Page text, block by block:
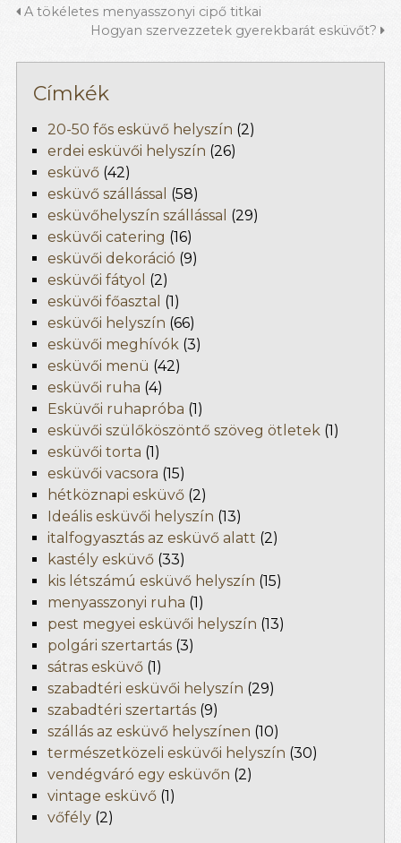
A tökéletes menyasszonyi cipő titkai
Hogyan szervezzetek gyerekbarát esküvőt?
Címkék
20-50 fős esküvő helyszín (2)
erdei esküvői helyszín (26)
esküvő (42)
esküvő szállással (58)
esküvőhelyszín szállással (29)
esküvői catering (16)
esküvői dekoráció (9)
esküvői fátyol (2)
esküvői főasztal (1)
esküvői helyszín (66)
esküvői meghívók (3)
esküvői menü (42)
esküvői ruha (4)
Esküvői ruhapróba (1)
esküvői szülőköszöntő szöveg ötletek (1)
esküvői torta (1)
esküvői vacsora (15)
hétköznapi esküvő (2)
Ideális esküvői helyszín (13)
italfogyasztás az esküvő alatt (2)
kastély esküvő (33)
kis létszámú esküvő helyszín (15)
menyasszonyi ruha (1)
pest megyei esküvői helyszín (13)
polgári szertartás (3)
sátras esküvő (1)
szabadtéri esküvői helyszín (29)
szabadtéri szertartás (9)
szállás az esküvő helyszínen (10)
természetközeli esküvői helyszín (30)
vendégváró egy esküvőn (2)
vintage esküvő (1)
vőfély (2)